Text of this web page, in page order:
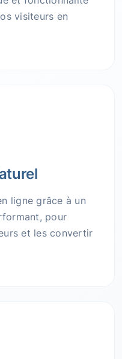
visiteurs en
ligne grâce à un
pour
et les convertir